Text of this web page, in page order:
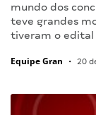
mundo dos
teve grandes
tiveram o edital
Equipe Gran • 20